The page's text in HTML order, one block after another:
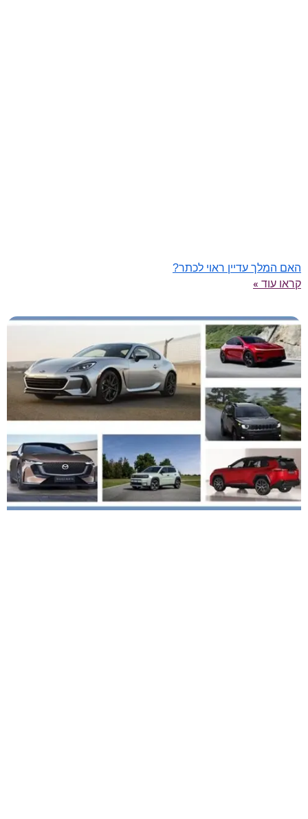
האם המלך עדיין ראוי לכתר?
קראו עוד »